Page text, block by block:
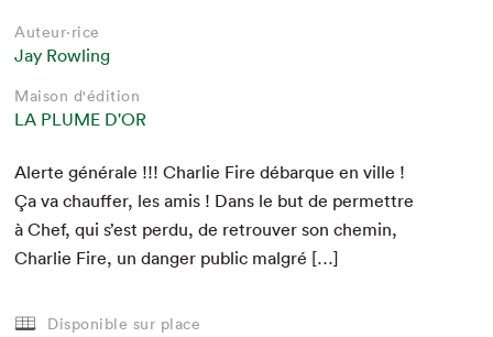
Auteur·rice
Jay Rowling
Maison d'édition
LA PLUME D'OR
Alerte générale !!! Char­lie Fire débar­que en ville !
Ça va chauf­fer, les amis ! Dans le but de per­me­t­tre
à Chef, qui s’est per­du, de retrou­ver son chemin,
Char­lie Fire, un dan­ger pub­lic malgré […]
Disponible sur place